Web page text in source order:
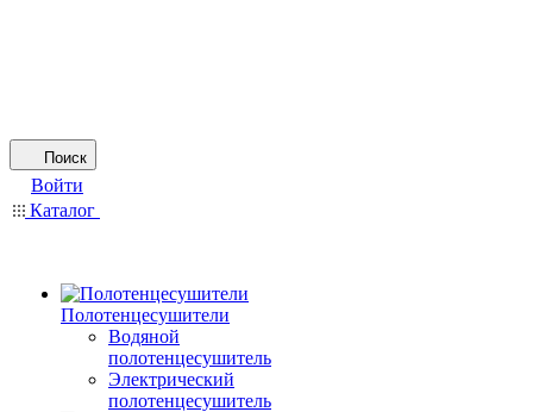
Поиск
Войти
Каталог
Полотенцесушители
Водяной
полотенцесушитель
Электрический
полотенцесушитель